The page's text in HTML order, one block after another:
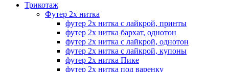
Трикотаж
Футер 2х нитка
футер 2х нитка с лайкрой, принты
футер 2х нитка бархат, однотон
футер 2х нитка с лайкрой, однотон
футер 2х нитка с лайкрой, купоны
футер 2х нитка Пике
футер 2х нитка под варенку